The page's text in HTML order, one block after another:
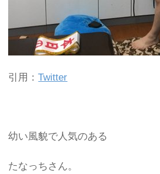
引用：Twitter
幼い風貌で人気のある
たなっちさん。